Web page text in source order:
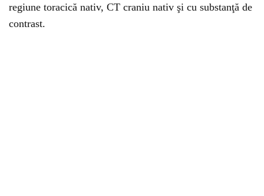
regiune toracică nativ, CT craniu nativ şi cu substanţă de
contrast.